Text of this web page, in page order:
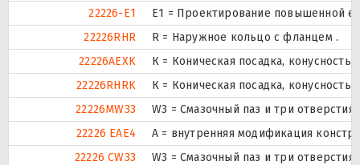
22226-E1
E1 = Проектирование повышенной
22226RHR
R = Наружное кольцо с фланцем .
22226AEXK
К = Коническая посадка, конусность
22226RHRK
К = Коническая посадка, конусность
22226MW33
W3 = Смазочный паз и три
22226 EAE4
A = внутренняя модификация
22226 CW33
W3 = Смазочный паз и три